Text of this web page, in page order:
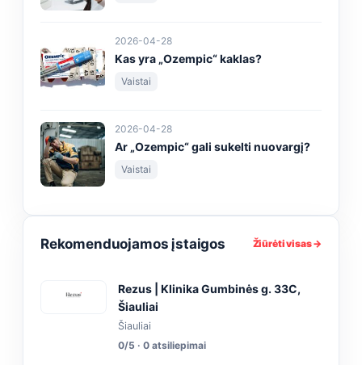
2026-04-28
Kas yra „Ozempic“ kaklas?
Vaistai
2026-04-28
Ar „Ozempic“ gali sukelti nuovargį?
Vaistai
Rekomenduojamos įstaigos Žiūrėti visas →
Rezus | Klinika Gumbinės g. 33C,
Šiauliai
Šiauliai
0/5 · 0 atsiliepimai